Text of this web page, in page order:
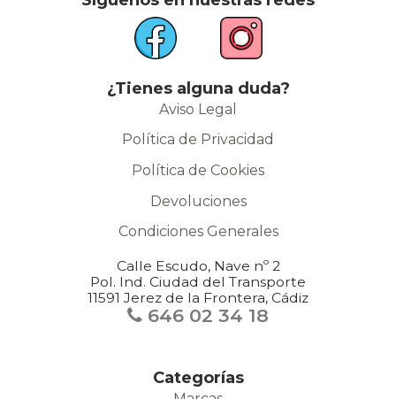
¿Tienes alguna duda?
Aviso Legal
Política de Privacidad
Política de Cookies
Devoluciones
Condiciones Generales
Calle Escudo, Nave nº 2
Pol. Ind. Ciudad del Transporte
11591 Jerez de la Frontera, Cádiz
646 02 34 18
Categorías